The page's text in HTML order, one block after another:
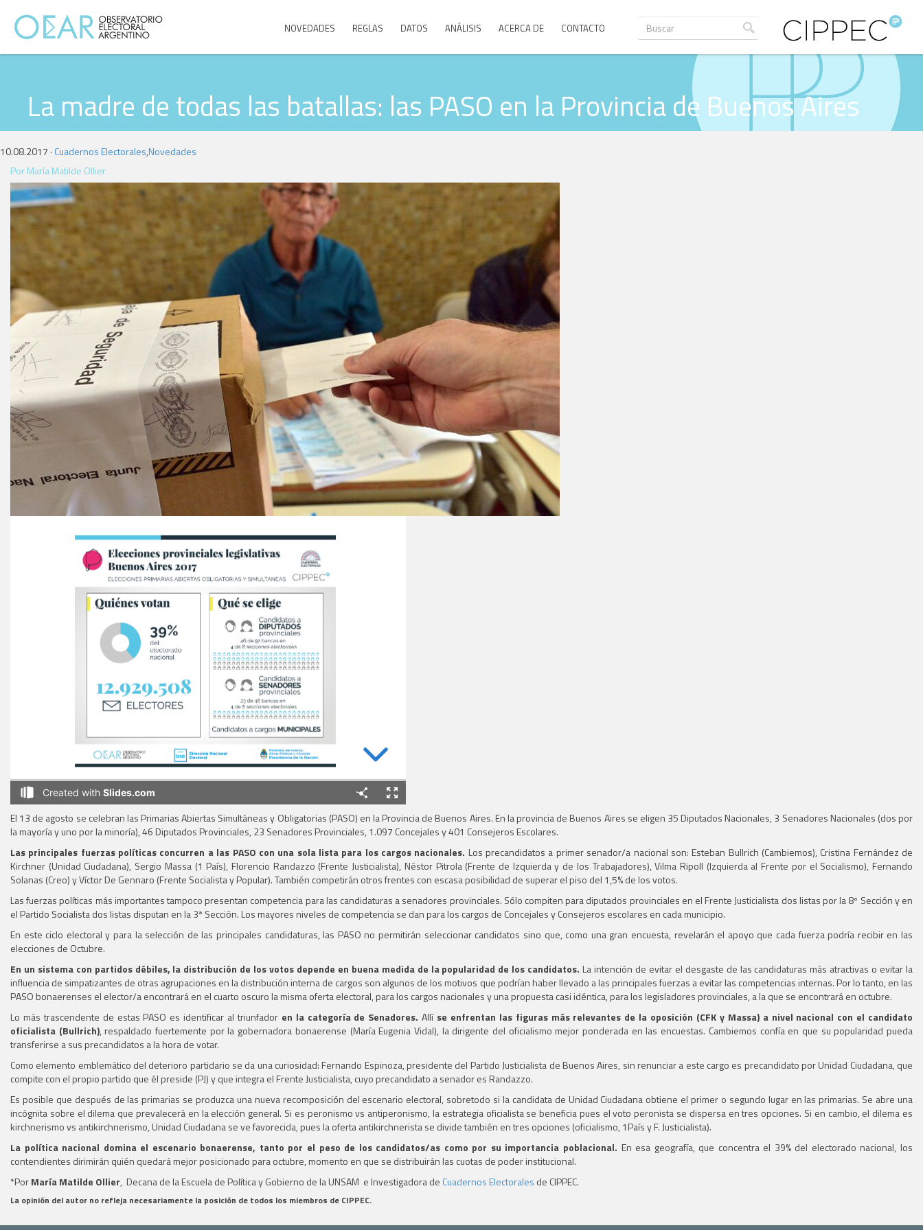
NOVEDADES REGLAS DATOS ANÁLISIS ACERCA DE CONTACTO
La madre de todas las batallas: las PASO en la Provincia de Buenos Aires
10.08.2017 · Cuadernos Electorales,Novedades
Por María Matilde Ollier
El 13 de agosto se celebran las Primarias Abiertas Simultáneas y Obligatorias (PASO) en la Provincia de Buenos Aires. En la provincia de Buenos Aires se eligen 35 Diputados Nacionales, 3 Senadores Nacionales (dos por
la mayoría y uno por la minoría), 46 Diputados Provinciales, 23 Senadores Provinciales, 1.097 Concejales y 401 Consejeros Escolares.
Las principales fuerzas políticas concurren a las PASO con una sola lista para los cargos nacionales. Los precandidatos a primer senador/a nacional son: Esteban Bullrich (Cambiemos), Cristina Fernández de
Kirchner (Unidad Ciudadana), Sergio Massa (1 País), Florencio Randazzo (Frente Justicialista), Néstor Pitrola (Frente de Izquierda y de los Trabajadores), Vilma Ripoll (Izquierda al Frente por el Socialismo), Fernando
Solanas (Creo) y Víctor De Gennaro (Frente Socialista y Popular). También competirán otros frentes con escasa posibilidad de superar el piso del 1,5% de los votos.
Las fuerzas políticas más importantes tampoco presentan competencia para las candidaturas a senadores provinciales. Sólo compiten para diputados provinciales en el Frente Justicialista dos listas por la 8ª Sección y en
el Partido Socialista dos listas disputan en la 3ª Sección. Los mayores niveles de competencia se dan para los cargos de Concejales y Consejeros escolares en cada municipio.
En este ciclo electoral y para la selección de las principales candidaturas, las PASO no permitirán seleccionar candidatos sino que, como una gran encuesta, revelarán el apoyo que cada fuerza podría recibir en las
elecciones de Octubre.
En un sistema con partidos débiles, la distribución de los votos depende en buena medida de la popularidad de los candidatos. La intención de evitar el desgaste de las candidaturas más atractivas o evitar la
influencia de simpatizantes de otras agrupaciones en la distribución interna de cargos son algunos de los motivos que podrían haber llevado a las principales fuerzas a evitar las competencias internas. Por lo tanto, en las
PASO bonaerenses el elector/a encontrará en el cuarto oscuro la misma oferta electoral, para los cargos nacionales y una propuesta casi idéntica, para los legisladores provinciales, a la que se encontrará en octubre.
Lo más trascendente de estas PASO es identificar al triunfador en la categoría de Senadores. Allí se enfrentan las figuras más relevantes de la oposición (CFK y Massa) a nivel nacional con el candidato
oficialista (Bullrich), respaldado fuertemente por la gobernadora bonaerense (María Eugenia Vidal), la dirigente del oficialismo mejor ponderada en las encuestas. Cambiemos confía en que su popularidad pueda
transferirse a sus precandidatos a la hora de votar.
Como elemento emblemático del deterioro partidario se da una curiosidad: Fernando Espinoza, presidente del Partido Justicialista de Buenos Aires, sin renunciar a este cargo es precandidato por Unidad Ciudadana, que
compite con el propio partido que él preside (PJ) y que integra el Frente Justicialista, cuyo precandidato a senador es Randazzo.
Es posible que después de las primarias se produzca una nueva recomposición del escenario electoral, sobretodo si la candidata de Unidad Ciudadana obtiene el primer o segundo lugar en las primarias. Se abre una
incógnita sobre el dilema que prevalecerá en la elección general. Si es peronismo vs antiperonismo, la estrategia oficialista se beneficia pues el voto peronista se dispersa en tres opciones. Si en cambio, el dilema es
kirchnerismo vs antikirchnerismo, Unidad Ciudadana se ve favorecida, pues la oferta antikirchnerista se divide también en tres opciones (oficialismo, 1País y F. Justicialista).
La política nacional domina el escenario bonaerense, tanto por el peso de los candidatos/as como por su importancia poblacional. En esa geografía, que concentra el 39% del electorado nacional, los
contendientes dirimirán quién quedará mejor posicionado para octubre, momento en que se distribuirán las cuotas de poder institucional.
*PorMaría Matilde Ollier, Decana de la Escuela de Política y Gobierno de la UNSAM e Investigadora de Cuadernos Electorales de CIPPEC.
La opinión del autor no refleja necesariamente la posición de todos los miembros de CIPPEC.